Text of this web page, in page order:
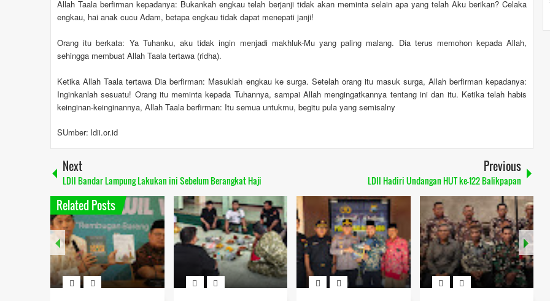
Allah Taala berfirman kepadanya: Bukankah engkau telah berjanji tidak akan meminta selain apa yang telah Aku berikan? Celaka
engkau, hai anak cucu Adam, betapa engkau tidak dapat menepati janji!
Orang itu berkata: Ya Tuhanku, aku tidak ingin menjadi makhluk-Mu yang paling malang. Dia terus memohon kepada Allah,
sehingga membuat Allah Taala tertawa (ridha).
Ketika Allah Taala tertawa Dia berfirman: Masuklah engkau ke surga. Setelah orang itu masuk surga, Allah berfirman kepadanya:
Inginkanlah sesuatu! Orang itu meminta kepada Tuhannya, sampai Allah mengingatkannya tentang ini dan itu. Ketika telah habis
keinginan-keinginannya, Allah Taala berfirman: Itu semua untukmu, begitu pula yang semisalny
SUmber: ldii.or.id
Next
LDII Bandar Lampung Lakukan ini Sebelum Berangkat Haji
Previous
LDII Hadiri Undangan HUT ke-122 Balikpapan
Related Posts